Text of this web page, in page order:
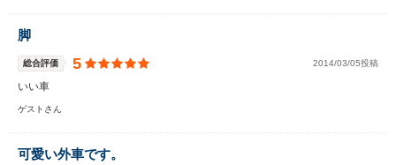
脚
総合評価 5 2014/03/05投稿
いい車
ゲストさん
可愛い外車です。